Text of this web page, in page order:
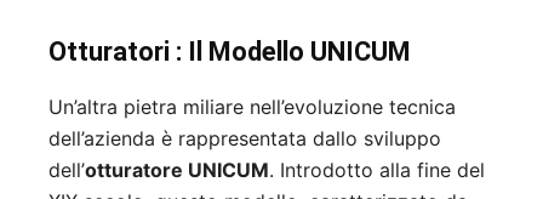
Otturatori : Il Modello UNICUM
Un’altra pietra miliare nell’evoluzione tecnica
dell’azienda è rappresentata dallo sviluppo
dell’otturatore UNICUM. Introdotto alla fine del